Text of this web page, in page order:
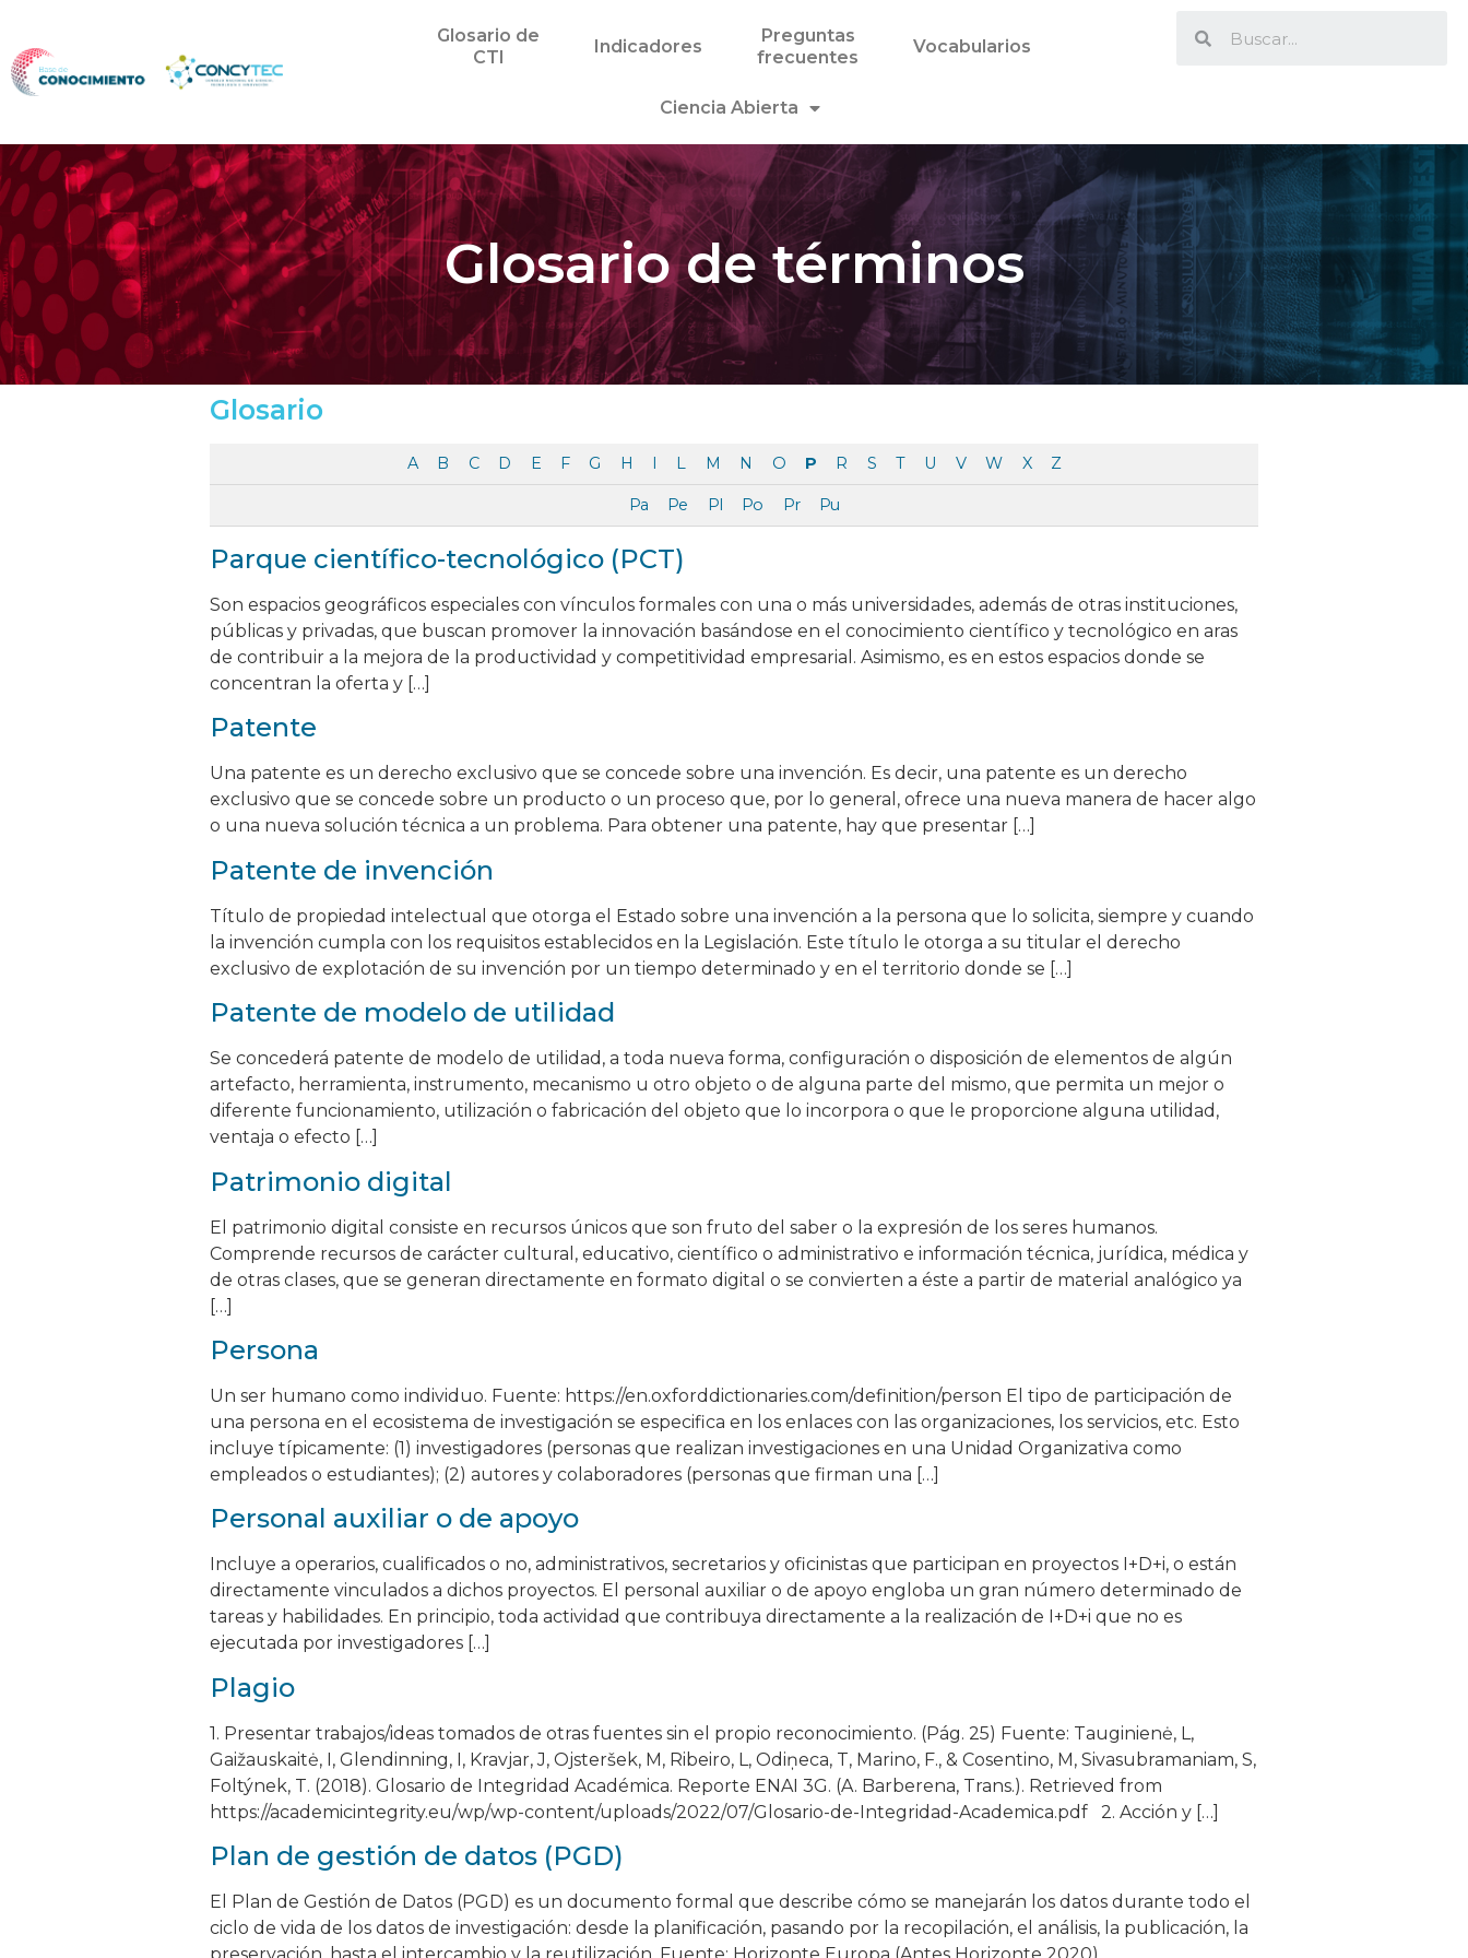
Glosario de
CTI
Indicadores
Preguntas
frecuentes
Vocabularios
Ciencia Abierta
Glosario de términos
Glosario
A B C D E F G H I L M N O P R S T U V W X Z
Pa Pe Pl Po Pr Pu
Parque científico-tecnológico (PCT)
Son espacios geográficos especiales con vínculos formales con una o más universidades, además de otras instituciones,
públicas y privadas, que buscan promover la innovación basándose en el conocimiento científico y tecnológico en aras
de contribuir a la mejora de la productividad y competitividad empresarial. Asimismo, es en estos espacios donde se
concentran la oferta y […]
Patente
Una patente es un derecho exclusivo que se concede sobre una invención. Es decir, una patente es un derecho
exclusivo que se concede sobre un producto o un proceso que, por lo general, ofrece una nueva manera de hacer algo
o una nueva solución técnica a un problema. Para obtener una patente, hay que presentar […]
Patente de invención
Título de propiedad intelectual que otorga el Estado sobre una invención a la persona que lo solicita, siempre y cuando
la invención cumpla con los requisitos establecidos en la Legislación. Este título le otorga a su titular el derecho
exclusivo de explotación de su invención por un tiempo determinado y en el territorio donde se […]
Patente de modelo de utilidad
Se concederá patente de modelo de utilidad, a toda nueva forma, configuración o disposición de elementos de algún
artefacto, herramienta, instrumento, mecanismo u otro objeto o de alguna parte del mismo, que permita un mejor o
diferente funcionamiento, utilización o fabricación del objeto que lo incorpora o que le proporcione alguna utilidad,
ventaja o efecto […]
Patrimonio digital
El patrimonio digital consiste en recursos únicos que son fruto del saber o la expresión de los seres humanos.
Comprende recursos de carácter cultural, educativo, científico o administrativo e información técnica, jurídica, médica y
de otras clases, que se generan directamente en formato digital o se convierten a éste a partir de material analógico ya
[…]
Persona
Un ser humano como individuo. Fuente: https://en.oxforddictionaries.com/definition/person El tipo de participación de
una persona en el ecosistema de investigación se especifica en los enlaces con las organizaciones, los servicios, etc. Esto
incluye típicamente: (1) investigadores (personas que realizan investigaciones en una Unidad Organizativa como
empleados o estudiantes); (2) autores y colaboradores (personas que firman una […]
Personal auxiliar o de apoyo
Incluye a operarios, cualificados o no, administrativos, secretarios y oficinistas que participan en proyectos I+D+i, o están
directamente vinculados a dichos proyectos. El personal auxiliar o de apoyo engloba un gran número determinado de
tareas y habilidades. En principio, toda actividad que contribuya directamente a la realización de I+D+i que no es
ejecutada por investigadores […]
Plagio
1. Presentar trabajos/ideas tomados de otras fuentes sin el propio reconocimiento. (Pág. 25) Fuente: Tauginienė, L,
Gaižauskaitė, I, Glendinning, I, Kravjar, J, Ojsteršek, M, Ribeiro, L, Odiņeca, T, Marino, F., & Cosentino, M, Sivasubramaniam, S,
Foltýnek, T. (2018). Glosario de Integridad Académica. Reporte ENAI 3G. (A. Barberena, Trans.). Retrieved from
https://academicintegrity.eu/wp/wp-content/uploads/2022/07/Glosario-de-Integridad-Academica.pdf 2. Acción y […]
Plan de gestión de datos (PGD)
El Plan de Gestión de Datos (PGD) es un documento formal que describe cómo se manejarán los datos durante todo el
ciclo de vida de los datos de investigación: desde la planificación, pasando por la recopilación, el análisis, la publicación, la